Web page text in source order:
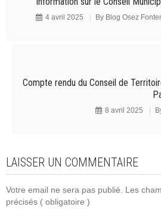
4 avril 2025 By Blog Osez
Compte rendu du Conseil de
8 avril 2025
LAISSER UN COMMENTAIRE
Votre email ne sera pas publié. Les
précisés ( obligatoire )